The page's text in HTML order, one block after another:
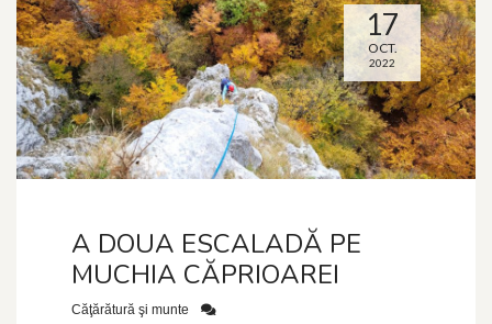
17
OCT.
2022
A DOUA ESCALADĂ PE
MUCHIA CĂPRIOAREI
Căţărătură şi munte